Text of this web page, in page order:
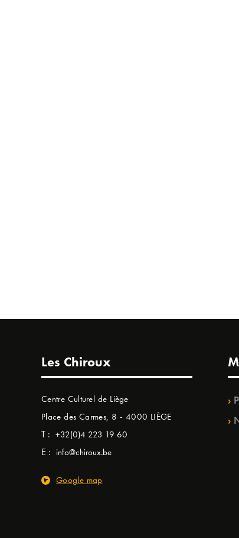
Les Chiroux
Centre Culturel de Liège
Place des Carmes, 8 - 4000 LIÈGE
T : +32(0)4 223 19 60
E : info@chiroux.be
Google map